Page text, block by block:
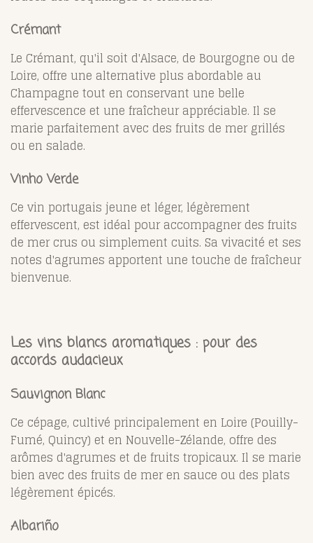
Crémant
Le Crémant, qu'il soit d'Alsace, de Bourgogne ou de
Loire, offre une alternative plus abordable au
Champagne tout en conservant une belle
effervescence et une fraîcheur appréciable. Il se
marie parfaitement avec des fruits de mer grillés
ou en salade.
Vinho Verde
Ce vin portugais jeune et léger, légèrement
effervescent, est idéal pour accompagner des fruits
de mer crus ou simplement cuits. Sa vivacité et ses
notes d'agrumes apportent une touche de fraîcheur
bienvenue.
Les vins blancs aromatiques : pour des
accords audacieux
Sauvignon Blanc
Ce cépage, cultivé principalement en Loire (Pouilly-
Fumé, Quincy) et en Nouvelle-Zélande, offre des
arômes d'agrumes et de fruits tropicaux. Il se marie
bien avec des fruits de mer en sauce ou des plats
légèrement épicés.
Albariño